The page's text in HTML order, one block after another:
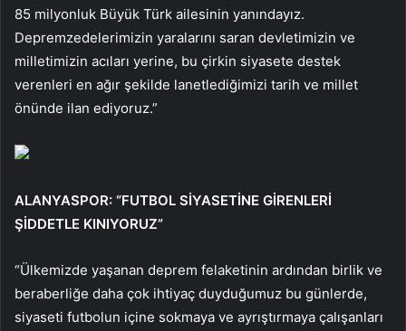
85 milyonluk Büyük Türk ailesinin yanındayız.
Depremzedelerimizin yaralarını saran devletimizin ve
milletimizin acıları yerine, bu çirkin siyasete destek
verenleri en ağır şekilde lanetlediğimizi tarih ve millet
önünde ilan ediyoruz.”
ALANYASPOR: “FUTBOL SİYASETİNE GİRENLERİ
ŞİDDETLE KINIYORUZ”
“Ülkemizde yaşanan deprem felaketinin ardından birlik ve
beraberliğe daha çok ihtiyaç duyduğumuz bu günlerde,
siyaseti futbolun içine sokmaya ve ayrıştırmaya çalışanları